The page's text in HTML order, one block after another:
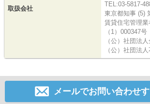
取扱会社
TEL:03-5817-
東京都知事 (5)
賃貸住宅管理
（1）000347号
（公）社団法
（公）社団法
メールでお問い合わせ